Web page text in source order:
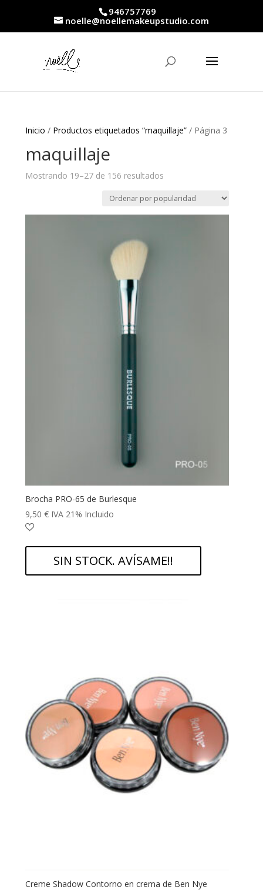
946757769
noelle@noellemakeupstudio.com
Inicio / Productos etiquetados “maquillaje” / Página 3
maquillaje
Mostrando 19–27 de 156 resultados
popularidad
Brocha PRO-65 de Burlesque
9,50€ IVA 21% Incluido
SIN STOCK. AVÍSAME!!
Creme Shadow Contorno en crema de Ben Nye